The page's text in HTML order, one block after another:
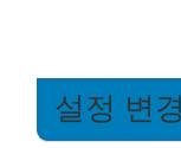
설정 변